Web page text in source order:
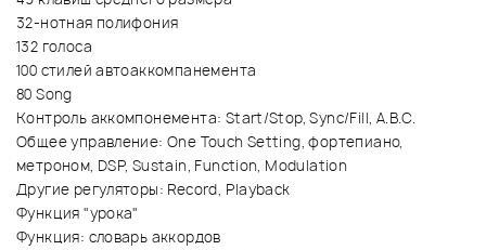
32-нотная полифония
132 голоса
100 стилей автоаккомпанемента
80 Song
Контроль аккомпонемента: Start/Stop, Sync/Fill, A.B.C.
Общее управление: One Touch Setting, фортепиано,
метроном, DSP, Sustain, Function, Modulation
Другие регуляторы: Record, Playback
Функция "урока"
Функция: словарь аккордов